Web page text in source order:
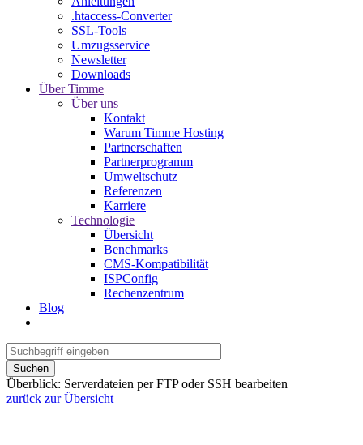
.htaccess-Converter
SSL-Tools
Umzugsservice
Newsletter
Downloads
Über Timme
Über uns
Kontakt
Warum Timme Hosting
Partnerschaften
Partnerprogramm
Umweltschutz
Referenzen
Karriere
Technologie
Übersicht
Benchmarks
CMS-Kompatibilität
ISPConfig
Rechenzentrum
Blog
Suchen
Überblick: Serverdateien per FTP oder SSH bearbeiten
zurück zur Übersicht